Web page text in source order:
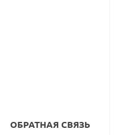
ОБРАТНАЯ СВЯЗЬ